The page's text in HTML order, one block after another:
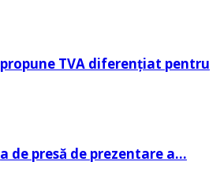
TVA diferențiat pentru
de presă de prezentare a…